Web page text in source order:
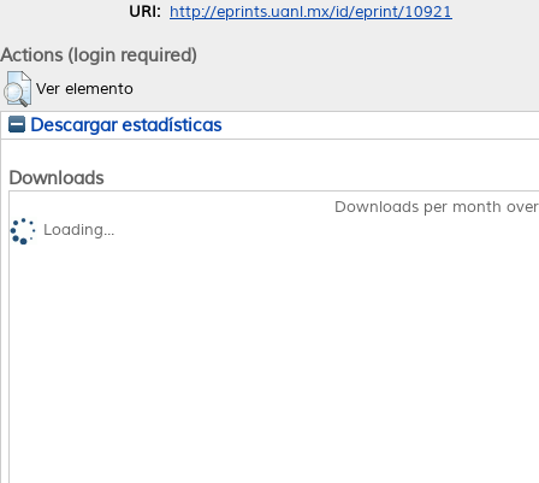
URI: http://eprints.uanl.mx/id/eprint/10921
Actions (login required)
Ver elemento
Descargar estadísticas
Downloads
Downloads per month
Loading...